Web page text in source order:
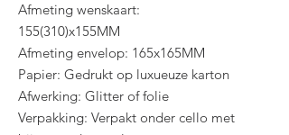
Afmeting wenskaart:
155(310)x155MM
Afmeting envelop: 165x165MM
Papier: Gedrukt op luxueuze karton
Afwerking: Glitter of folie
Verpakking: Verpakt onder cello met